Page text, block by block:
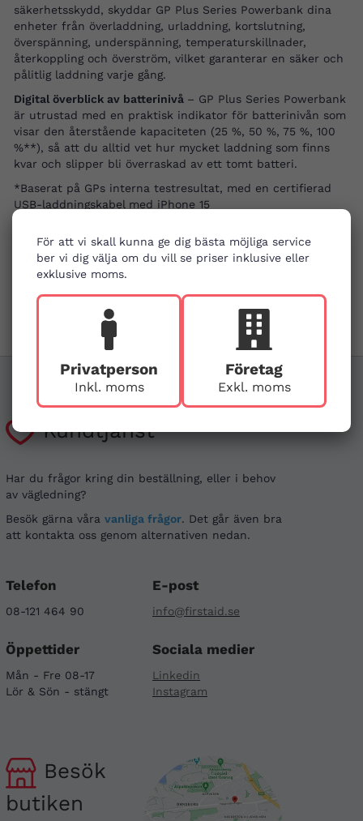
För att vi skall kunna ge dig bästa möjliga service
ber vi dig välja om du vill se priser inklusive eller
exklusive moms.
Privatperson
Inkl. moms
Företag
Exkl. moms
säkerhetsskydd, skyddar GP Plus Series Powerbank dina
enheter från överladdning, urladdning, kortslutning,
överspänning, underspänning, temperaturskillnader,
återkoppling och överström, vilket garanterar en säker och
pålitlig laddning varje gång.
Digital överblick av batterinivå – GP Plus Series Powerbank
är utrustad med en praktisk indikator för batterinivån som
visar den återstående kapaciteten (25 %, 50 %, 75 %, 100
%**), så att du alltid vet hur mycket laddning som finns
kvar och slipper bli överraskad av ett tomt batteri.
*Baserat på GPs interna testresultat, med en certifierad
USB-laddningskabel med iPhone 15
ungefärlig.
Kundtjänst
Har du frågor kring din beställning, eller i behov
av vägledning?
Besök gärna våra vanliga frågor. Det går även bra
att kontakta oss genom alternativen nedan.
Telefon
08-121 464 90
E-post
info@firstaid.se
Öppettider
Mån - Fre 08-17
Lör & Sön - stängt
Sociala medier
Linkedin
Instagram
Besök
butiken